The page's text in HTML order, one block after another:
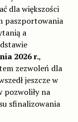
dla większości
paszportowania
a
2026 r.,
zezwoleń dla
jeszcze w
pozwoliły na
sfinalizowania